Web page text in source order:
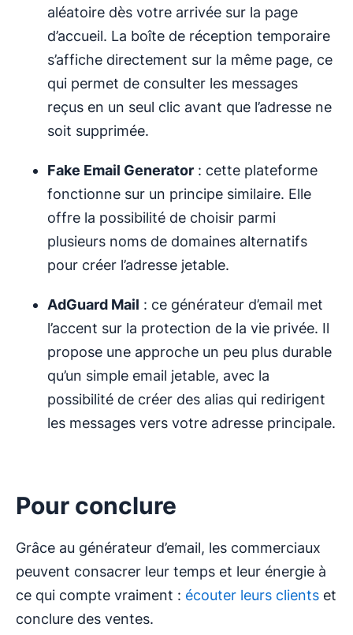
aléatoire dès votre arrivée sur la page
d’accueil. La boîte de réception temporaire
s’affiche directement sur la même page, ce
qui permet de consulter les messages
reçus en un seul clic avant que l’adresse ne
soit supprimée.
Fake Email Generator : cette plateforme
fonctionne sur un principe similaire. Elle
offre la possibilité de choisir parmi
plusieurs noms de domaines alternatifs
pour créer l’adresse jetable.
AdGuard Mail : ce générateur d’email met
l’accent sur la protection de la vie privée. Il
propose une approche un peu plus durable
qu’un simple email jetable, avec la
possibilité de créer des alias qui redirigent
les messages vers votre adresse principale.
Pour conclure
Grâce au générateur d’email, les commerciaux
peuvent consacrer leur temps et leur énergie à
ce qui compte vraiment : écouter leurs clients et
conclure des ventes.